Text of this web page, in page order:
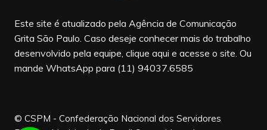
Este site é atualizado pela Agência de Comunicação
Grita São Paulo. Caso deseje conhecer mais do trabalho
desenvolvido pela equipe, clique aqui e acesse o site. Ou
mande WhatsApp para (11) 94037.6585
© CSPM - Confederação Nacional dos Servidores